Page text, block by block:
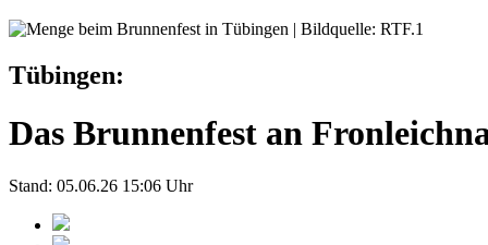
Tübingen:
Das Brunnenfest an
Stand: 05.06.26 15:06 Uhr